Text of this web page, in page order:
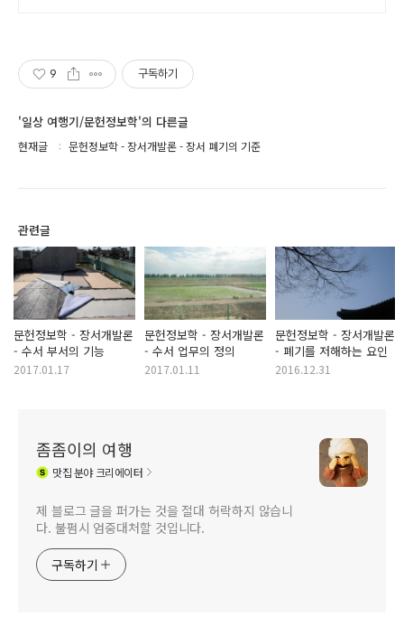
9 구독하기
'일상 여행기/문헌정보학'의 다른글
현재글 문헌정보학 - 장서개발론 - 장서 폐기의 기준
관련글
문헌정보학 - 장서개발론
- 수서 부서의 기능
2017.01.17
문헌정보학 - 장서개발론
- 수서 업무의 정의
2017.01.11
문헌정보학 - 장서개발론
- 폐기를 저해하는 요인
2016.12.31
좀좀이의 여행
맛집분야 크리에이터
제 블로그 글을 퍼가는 것을 절대 허락하지 않습니
다. 불펌시 엄중대처할 것입니다.
구독하기